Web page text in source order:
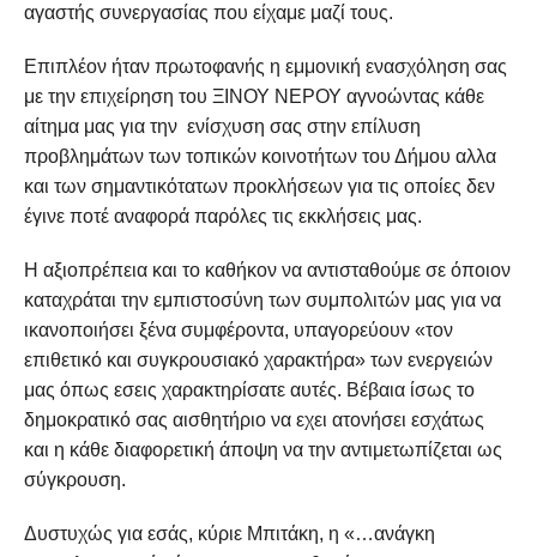
αγαστής συνεργασίας που είχαμε μαζί τους.
Επιπλέον ήταν πρωτοφανής η εμμονική ενασχόληση σας
με την επιχείρηση του ΞΙΝΟΥ ΝΕΡΟΥ αγνοώντας κάθε
αίτημα μας για την ενίσχυση σας στην επίλυση
προβλημάτων των τοπικών κοινοτήτων του Δήμου αλλα
και των σημαντικότατων προκλήσεων για τις οποίες δεν
έγινε ποτέ αναφορά παρόλες τις εκκλήσεις μας.
Η αξιοπρέπεια και το καθήκον να αντισταθούμε σε όποιον
καταχράται την εμπιστοσύνη των συμπολιτών μας για να
ικανοποιήσει ξένα συμφέροντα, υπαγορεύουν «τον
επιθετικό και συγκρουσιακό χαρακτήρα» των ενεργειών
μας όπως εσεις χαρακτηρίσατε αυτές. Βέβαια ίσως το
δημοκρατικό σας αισθητήριο να εχει ατονήσει εσχάτως
και η κάθε διαφορετική άποψη να την αντιμετωπίζεται ως
σύγκρουση.
Δυστυχώς για εσάς, κύριε Μπιτάκη, η «…ανάγκη